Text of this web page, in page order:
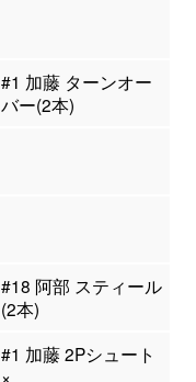
#1 加藤 ターンオー
バー(2本)
#18 阿部 スティール
(2本)
#1 加藤 2Pシュート
×